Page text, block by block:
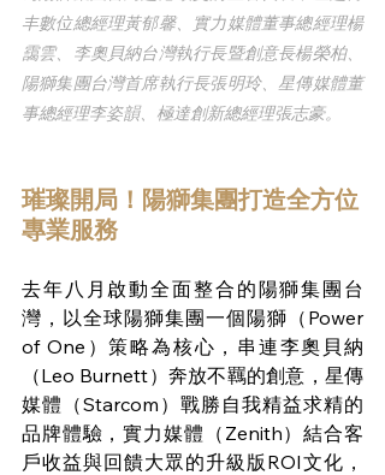
丰數位總經理黃郁馨、實力媒體董事總經理楊
靄雲、李奧貝納台灣執行長暨創意長楊榮柏、
陽獅集團台灣首席執行長張明玲、星傳媒體董
事總經理李姿韻、極達創新總經理張志豪。
璀璨開局！陽獅集團打造全方位
專業服務
去年八月啟動全面整合的陽獅集團台
灣，以全球陽獅集團一個陽獅（Power
of One）策略為核心，串連李奧貝納
（Leo Burnett）奔放不羈的創意，星傳
媒體（Starcom）戰勝自我精益求精的
品牌體驗，實力媒體（Zenith）結合客
戶收益與回饋大眾的升級版ROI文化，